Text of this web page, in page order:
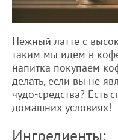
Нежный латте с
таким мы идем в
напитка покупаем
делать, если вы не
чудо-средства? Есть
домашних условиях!
Ингредиенты: